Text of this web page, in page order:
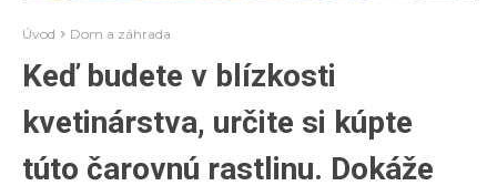
Úvod Dom a záhrada
Keď budete v blízkosti
kvetinárstva, určite si kúpte
túto čarovnú rastlinu. Dokáže